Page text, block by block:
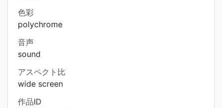
色彩
polychrome
音声
sound
アスペクト比
wide screen
作品ID